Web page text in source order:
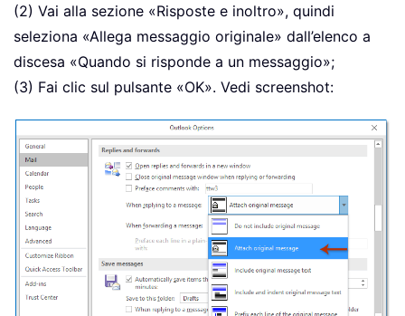
(2) Vai alla sezione «Risposte e inoltro», quindi
seleziona «Allega messaggio originale» dall’elenco a
discesa «Quando si risponde a un messaggio»;
(3) Fai clic sul pulsante «OK». Vedi screenshot: